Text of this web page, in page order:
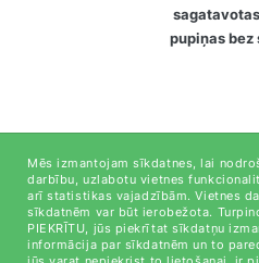
Mēs izmantojam sīkdatnes, lai
darbību, uzlabotu vietnes
arī statistikas vajadzībām. Vietnes
sīkdatnēm var būt ierobežota.
PIEKRĪTU, jūs piekrītat sīkdatņu
informācija par sīkdatnēm un to
pupiņas
Par